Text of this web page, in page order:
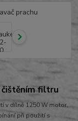
filtru
v dílně 1250 W motor,
při použití s